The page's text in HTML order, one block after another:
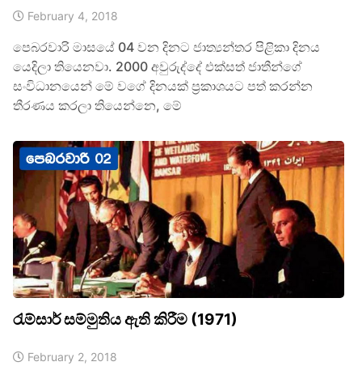
February 4, 2018
පෙබරවාරි මාසයේ 04 වන දිනට ජාත්‍යන්තර පිළිකා දිනය
යෙදිලා තියෙනවා. 2000 අවුරුද්දේ එක්සත් ජාතීන්ගේ
සංවිධානයෙන් මේ වගේ දිනයක් ප්‍රකාශයට පත් කරන්න
තීරණය කරලා තියෙන්නෙ, මේ
රැම්සාර් සම්මුතිය ඇති කිරීම (1971)
February 2, 2018